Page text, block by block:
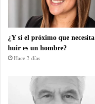
¿Y si el próximo que necesita
huir es un hombre?
Hace 3 días